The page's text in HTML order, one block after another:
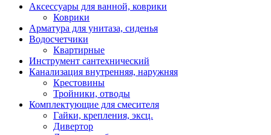
Аксессуары для ванной, коврики
Коврики
Арматура для унитаза, сиденья
Водосчетчики
Квартирные
Инструмент сантехнический
Канализация внутренняя, наружняя
Крестовины
Тройники, отводы
Комплектующие для смесителя
Гайки, крепления, эксц.
Дивертор